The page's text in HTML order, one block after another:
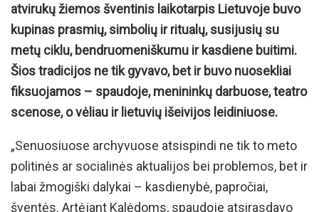
atvirukų žiemos šventinis laikotarpis Lietuvoje buvo
kupinas prasmių, simbolių ir ritualų, susijusių su
metų ciklu, bendruomeniškumu ir kasdiene buitimi.
Šios tradicijos ne tik gyvavo, bet ir buvo nuosekliai
fiksuojamos – spaudoje, menininkų darbuose, teatro
scenose, o vėliau ir lietuvių išeivijos leidiniuose.
„Senuosiuose archyvuose atsispindi ne tik to meto
politinės ar socialinės aktualijos bei problemos, bet ir
labai žmogiški dalykai – kasdienybė, papročiai,
šventės. Artėjant Kalėdoms, spaudoje atsirasdavo